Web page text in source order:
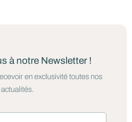
à notre Newsletter !
en exclusivité toutes nos
actualités.